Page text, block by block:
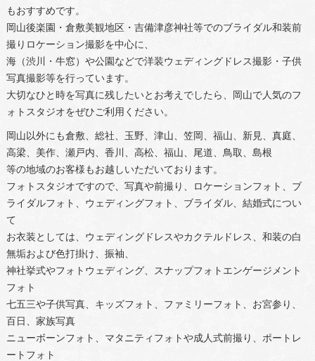
もおすすめです。
岡山後楽園・倉敷美観地区・吉備津彦神社等でのブライダル和装前
撮りロケーション撮影を中心に、
海（渋川・牛窓）や公園などで洋装ウェディングドレス撮影・子供
写真撮影等を行っています。
大切なひと時を写真に残したいとお考えでしたら、岡山で人気のフ
ォトスタジオをぜひご利用ください。
岡山以外にも倉敷、総社、玉野、津山、笠岡、福山、新見、真庭、
高梁、美作、瀬戸内、香川、高松、福山、尾道、鳥取、島根
等の地域のお客様もお越しいただいております。
フォトスタジオですので、写真や前撮り、ロケーションフォト、ブ
ライダルフォト、ウェディングフォト、ブライダル、結婚式につい
て
お衣装としては、ウェディングドレスやカクテルドレス、和装の白
無垢および色打掛け、振袖、
神社挙式やフォトウェディング、スナップフォトエンゲージメント
フォト
七五三や子供写真、キッズフォト、ファミリーフォト、お宮参り、
百日、家族写真
ニューボーンフォト、マタニティフォトや成人式前撮り、ポートレ
ートフォト